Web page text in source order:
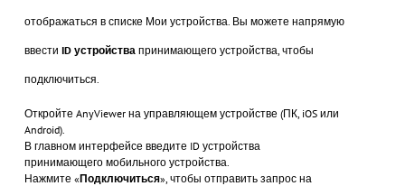
отображаться в списке Мои устройства. Вы можете напрямую
ввести ID устройства принимающего устройства, чтобы
подключиться.
Откройте AnyViewer на управляющем устройстве (ПК, iOS или
Android).
В главном интерфейсе введите ID устройства
принимающего мобильного устройства.
Нажмите «Подключиться», чтобы отправить запрос на